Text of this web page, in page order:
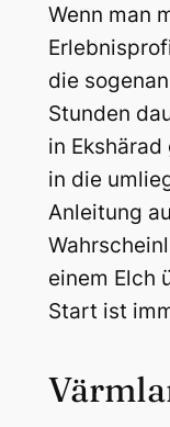
Wenn man
die
Stunden
in
in die
Anleitung
einem Elch
Start ist